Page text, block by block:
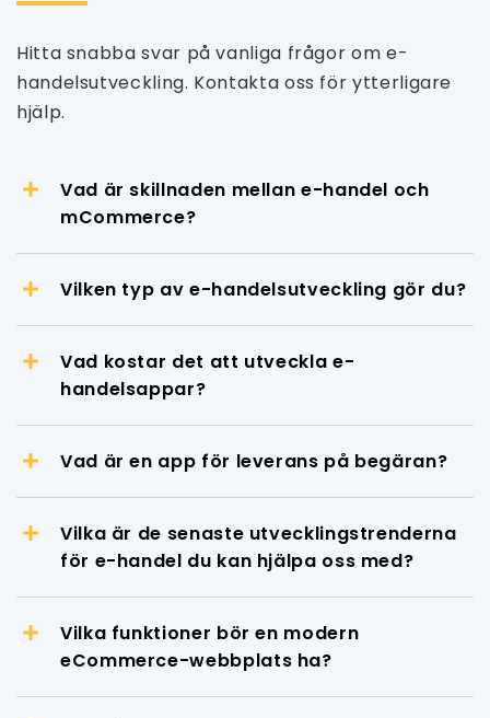
Hitta snabba svar på vanliga frågor om e-
handelsutveckling. Kontakta oss för ytterligare
hjälp.
Vad är skillnaden mellan e-handel och
mCommerce?
Vilken typ av e-handelsutveckling gör du?
Vad kostar det att utveckla e-
handelsappar?
Vad är en app för leverans på begäran?
Vilka är de senaste utvecklingstrenderna
för e-handel du kan hjälpa oss med?
Vilka funktioner bör en modern
eCommerce-webbplats ha?